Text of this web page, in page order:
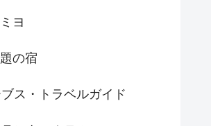
ヨ
の宿
ス・トラベルガイド